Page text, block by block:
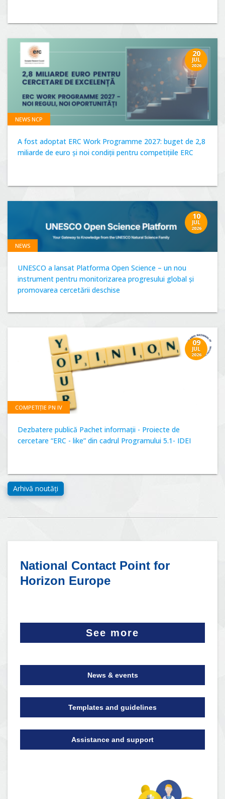
20
JUL
2026
NEWS NCP
A fost adoptat ERC Work Programme 2027: buget de 2,8
miliarde de euro și noi condiții pentru competițiile ERC
10
JUL
2026
NEWS
UNESCO a lansat Platforma Open Science – un nou
instrument pentru monitorizarea progresului global și
promovarea cercetării deschise
09
JUL
2026
COMPETIȚIE PN IV
Dezbatere publică Pachet informații - Proiecte de
cercetare “ERC - like” din cadrul Programului 5.1- IDEI
National Contact Point for
Horizon Europe
See more
News & events
Templates and guidelines
Assistance and support